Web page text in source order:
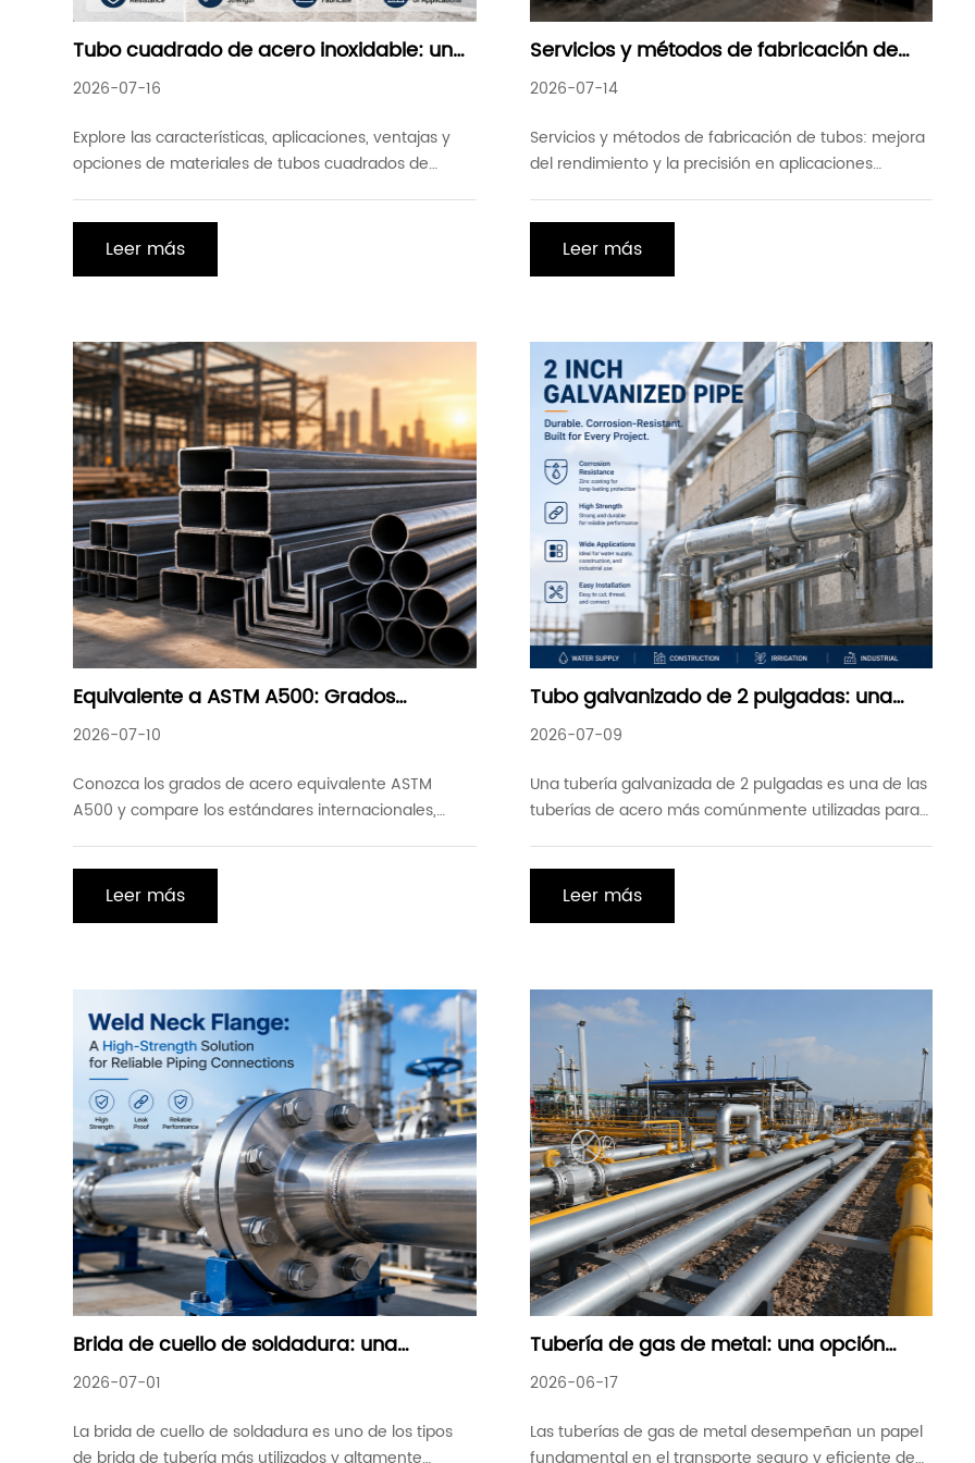
Tubo cuadrado de acero inoxidable: una
solución duradera y versátil para
aplicaciones estructurales
2026-07-16
Explore las características, aplicaciones, ventajas y
opciones de materiales de tubos cuadrados de
cuadrados inoxidables son ampliamente utilizados en
proyectos estructurales, industriales y de ingeniería.
Leer más
Servicios y métodos de fabricación de
tubos: mejora del rendimiento y la
precisión en aplicaciones industriales
2026-07-14
Servicios y métodos de fabricación de tubos: mejora
del rendimiento y la precisión en aplicaciones
Leer más
Equivalente a ASTM A500: Grados
internacionales de acero y guía de
comparación de materiales
2026-07-10
Conozca los grados de acero equivalente ASTM
A500 y compare los estándares internacionales,
tubos de acero estructural, las ventajas y la selección
de materiales para proyectos de ingeniería globales.
Leer más
Tubo galvanizado de 2 pulgadas: una
solución duradera para el suministro de
agua, la construcción y las aplicaciones
industriales
2026-07-09
Una tubería galvanizada de 2 pulgadas es una de las
tuberías de acero más comúnmente utilizadas para
aplicaciones mecánicas. Protegidas por un
recubrimiento de zinc, las tuberías galvanizadas
Leer más
Brida de cuello de soldadura: una
solución de alta resistencia para
conexiones de tuberías confiables
2026-07-01
La brida de cuello de soldadura es uno de los tipos
de brida de tubería más utilizados y altamente
Tubería de gas de metal: una opción
confiable para los sistemas modernos de
transmisión de gas
2026-06-17
Las tuberías de gas de metal desempeñan un papel
fundamental en el transporte seguro y eficiente de